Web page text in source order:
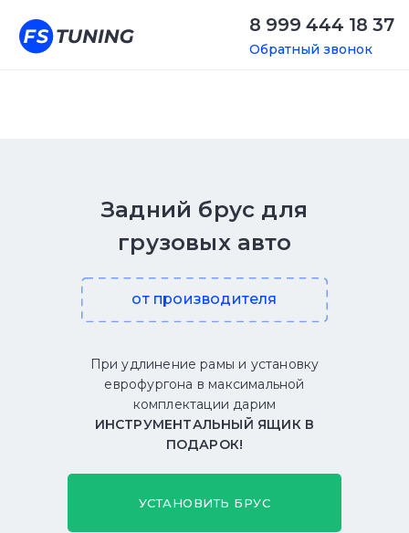
8 999 444 18 37
Обратный звонок
от производителя
УСТАНОВИТЬ БРУС
При удлинение рамы и установку
еврофургона в максимальной
комплектации дарим
ИНСТРУМЕНТАЛЬНЫЙ ЯЩИК В
ПОДАРОК!
Задний брус для
грузовых авто